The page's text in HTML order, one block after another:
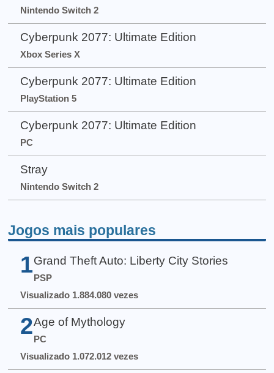
Nintendo Switch 2
Cyberpunk 2077: Ultimate Edition
Xbox Series X
Cyberpunk 2077: Ultimate Edition
PlayStation 5
Cyberpunk 2077: Ultimate Edition
PC
Stray
Nintendo Switch 2
Jogos mais populares
1 Grand Theft Auto: Liberty City Stories
PSP
Visualizado 1.884.080 vezes
2 Age of Mythology
PC
Visualizado 1.072.012 vezes